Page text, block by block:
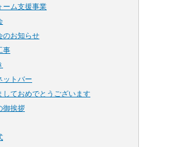
ーム支援事業
のお知らせ
事
ットバー
しておめでとうございます
御挨拶